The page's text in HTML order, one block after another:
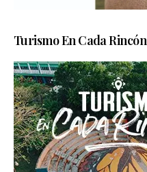
Turismo En Cada Rincón